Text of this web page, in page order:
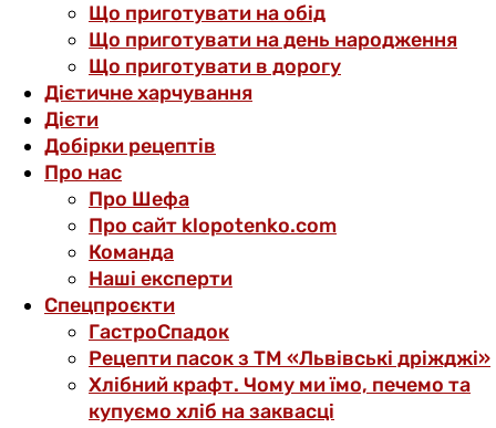
Що приготувати на обід
Що приготувати на день народження
Що приготувати в дорогу
Дієтичне харчування
Дієти
Добірки рецептів
Про нас
Про Шефа
Про сайт klopotenko.com
Команда
Наші експерти
Спецпроєкти
ГастроСпадок
Рецепти пасок з ТМ «Львівські дріжджі»
Хлібний крафт. Чому ми їмо, печемо та
купуємо хліб на заквасці